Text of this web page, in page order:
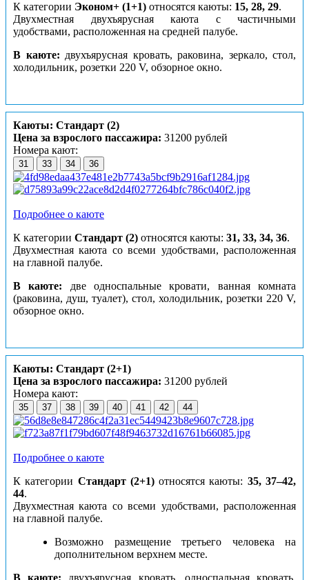
К категории Эконом+ (1+1) относятся каюты: 15, 28, 29.
Двухместная двухъярусная каюта с частичными
удобствами, расположенная на средней палубе.
В каюте: двухъярусная кровать, раковина, зеркало, стол,
холодильник, розетки 220 V, обзорное окно.
Каюты: Стандарт (2)
Цена за взрослого пассажира: 31200 рублей
Номера кают:
31 33 34 36
Подробнее о каюте
К категории Стандарт (2) относятся каюты: 31, 33, 34, 36.
Двухместная каюта со всеми удобствами, расположенная
на главной палубе.
В каюте: две односпальные кровати, ванная комната
(раковина, душ, туалет), стол, холодильник, розетки 220 V,
обзорное окно.
Каюты: Стандарт (2+1)
Цена за взрослого пассажира: 31200 рублей
Номера кают:
35 37 38 39 40 41 42 44
Подробнее о каюте
К категории Стандарт (2+1)относятся каюты: 35, 37–42,
44.
Двухместная каюта со всеми удобствами, расположенная
на главной палубе.
Возможно размещение третьего человека на
дополнительном верхнем месте.
В каюте: двухъярусная кровать, односпальная кровать,